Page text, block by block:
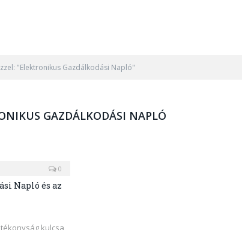
"Elektronikus Gazdálkodási Napló"
GAZDÁLKODÁSI NAPLÓ
0
Napló és az
kulcsa